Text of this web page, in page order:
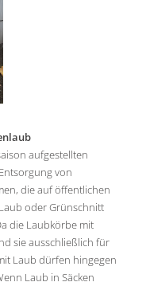
aufgestellten
von
die auf öffentlichen
oder Grünschnitt
die Laubkörbe mit
sie ausschließlich für
Laub dürfen hingegen
Laub in Säcken